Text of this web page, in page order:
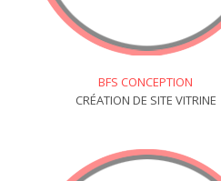
BFS CONCEPTION
CRÉATION DE SITE VITRINE